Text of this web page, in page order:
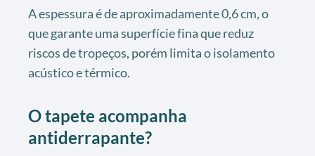
A espessura é de aproximadamente 0,6 cm, o
que garante uma superfície fina que reduz
riscos de tropeços, porém limita o isolamento
acústico e térmico.
O tapete acompanha
antiderrapante?